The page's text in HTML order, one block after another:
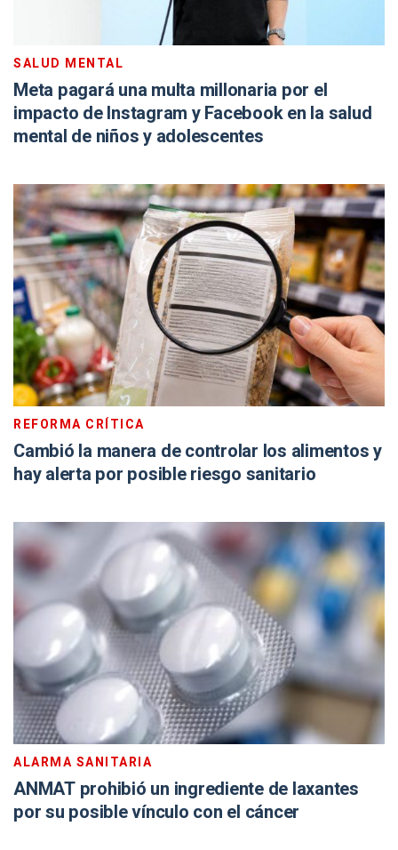
SALUD MENTAL
Meta pagará una multa millonaria por el
impacto de Instagram y Facebook en la salud
mental de niños y adolescentes
REFORMA CRÍTICA
Cambió la manera de controlar los alimentos y
hay alerta por posible riesgo sanitario
ALARMA SANITARIA
ANMAT prohibió un ingrediente de laxantes
por su posible vínculo con el cáncer